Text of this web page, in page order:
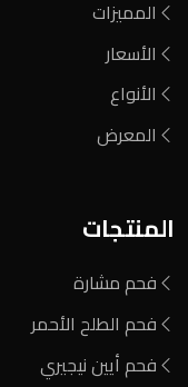
المميزات
الأسعار
الأنواع
المعرض
المنتجات
فحم مشارة
فحم الطلح الأحمر
فحم أيين نيجيري